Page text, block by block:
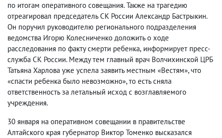
по итогам оперативного совещания. Также на трагедию
отреагировал председатель СК России Александр Бастрыкин.
Он поручил руководителю регионального подразделения
ведомства Игорю Колесниченко доложить о ходе
расследования по факту смерти ребенка, информирует пресс-
служба СК России. Между тем главный врач Волчихинской ЦРБ
Татьяна Харлова уже успела заявить местным «Вестям», что
«спасти ребенка было невозможно», то есть сняла
ответственность за летальный исход с возглавляемого
учреждения.
30 января на оперативном совещании в правительстве
Алтайского края губернатор Виктор Томенко высказался